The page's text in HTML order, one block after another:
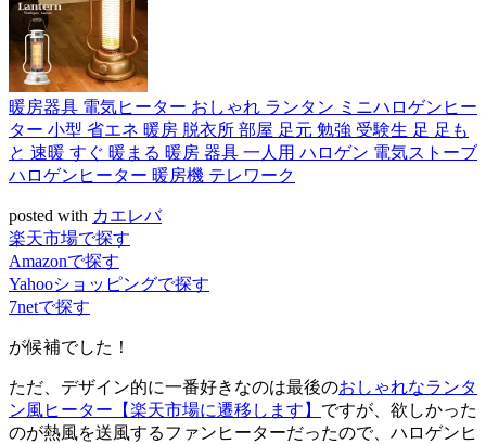
暖房器具 電気ヒーター おしゃれ ランタン ミニハロゲンヒー
ター 小型 省エネ 暖房 脱衣所 部屋 足元 勉強 受験生 足 足も
と 速暖 すぐ 暖まる 暖房 器具 一人用 ハロゲン 電気ストーブ
ハロゲンヒーター 暖房機 テレワーク
posted with カエレバ
楽天市場で探す
Amazonで探す
Yahooショッピングで探す
7netで探す
が候補でした！
ただ、デザイン的に一番好きなのは最後のおしゃれなランタ
ン風ヒーター 【楽天市場に遷移します】 ですが、欲しかった
のが熱風を送風するファンヒーターだったので、ハロゲンヒ